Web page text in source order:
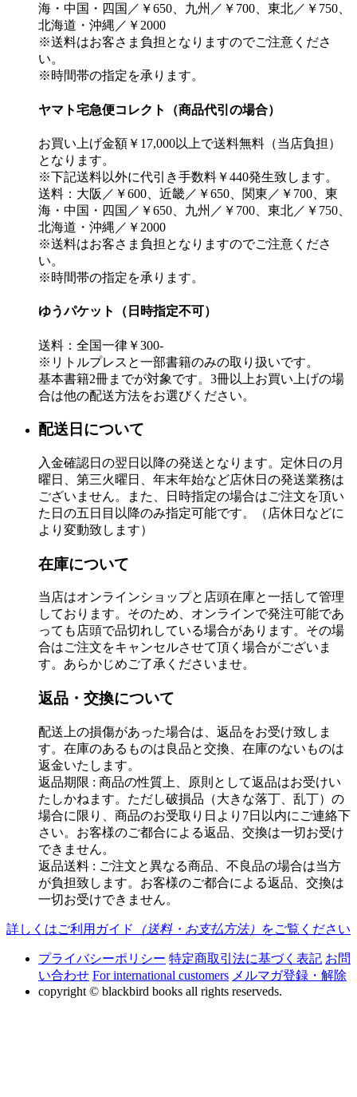
海・中国・四国／￥650、九州／￥700、東北／￥750、
北海道・沖縄／￥2000
※送料はお客さま負担となりますのでご注意くださ
い。
※時間帯の指定を承ります。
ヤマト宅急便コレクト（商品代引の場合）
お買い上げ金額￥17,000以上で送料無料（当店負担）
となります。
※下記送料以外に代引き手数料￥440発生致します。
送料：大阪／￥600、近畿／￥650、関東／￥700、東
海・中国・四国／￥650、九州／￥700、東北／￥750、
北海道・沖縄／￥2000
※送料はお客さま負担となりますのでご注意くださ
い。
※時間帯の指定を承ります。
ゆうパケット（日時指定不可）
送料：全国一律￥300-
※リトルプレスと一部書籍のみの取り扱いです。
基本書籍2冊までが対象です。3冊以上お買い上げの場
合は他の配送方法をお選びください。
配送日について
入金確認日の翌日以降の発送となります。定休日の月
曜日、第三火曜日、年末年始など店休日の発送業務は
ございません。また、日時指定の場合はご注文を頂い
た日の五日目以降のみ指定可能です。（店休日などに
より変動致します）
在庫について
当店はオンラインショップと店頭在庫と一括して管理
しております。そのため、オンラインで発注可能であ
っても店頭で品切れしている場合があります。その場
合はご注文をキャンセルさせて頂く場合がございま
す。あらかじめご了承くださいませ。
返品・交換について
配送上の損傷があった場合は、返品をお受け致しま
す。在庫のあるものは良品と交換、在庫のないものは
返金いたします。
返品期限 : 商品の性質上、原則として返品はお受けい
たしかねます。ただし破損品（大きな落丁、乱丁）の
場合に限り、商品のお受取り日より7日以内にご連絡下
さい。お客様のご都合による返品、交換は一切お受け
できません。
返品送料 : ご注文と異なる商品、不良品の場合は当方
が負担致します。お客様のご都合による返品、交換は
一切お受けできません。
詳しくはご利用ガイド （送料・お支払方法） をご覧ください
プライバシーポリシー 特定商取引法に基づく表記 お問
い合わせ For international customers メルマガ登録・解除
copyright © blackbird books all rights reserveds.